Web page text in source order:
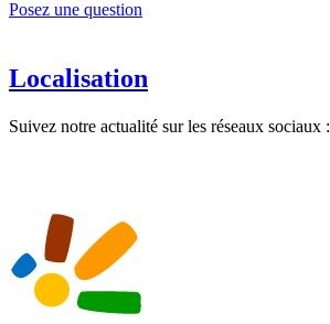
Posez une question
Localisation
Suivez notre actualité sur les réseaux sociaux :